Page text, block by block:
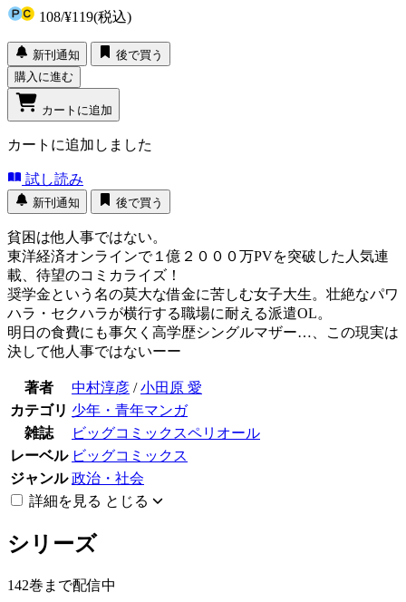
108/¥119(税込)
新刊通知
後で買う
購入に進む
カートに追加
カートに追加しました
試し読み
新刊通知 後で買う
貧困は他人事ではない。
東洋経済オンラインで１億２０００万PVを突破した人気連
載、待望のコミカライズ！
奨学金という名の莫大な借金に苦しむ女子大生。壮絶なパワ
ハラ・セクハラが横行する職場に耐える派遣OL。
明日の食費にも事欠く高学歴シングルマザー…、この現実は
決して他人事ではないーー
著者 中村淳彦 /小田原 愛
カテゴリ 少年・青年マンガ
雑誌
ビッグコミックスペリオール
レーベル ビッグコミックス
ジャンル 政治・社会
詳細を見る とじる
シリーズ
142巻まで配信中